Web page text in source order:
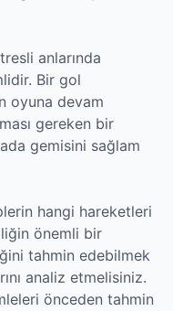
anlarında
Bir gol
oyuna devam
gereken bir
gemisini sağlam
hangi hareketleri
önemli bir
tahmin edebilmek
analiz etmelisiniz.
önceden tahmin